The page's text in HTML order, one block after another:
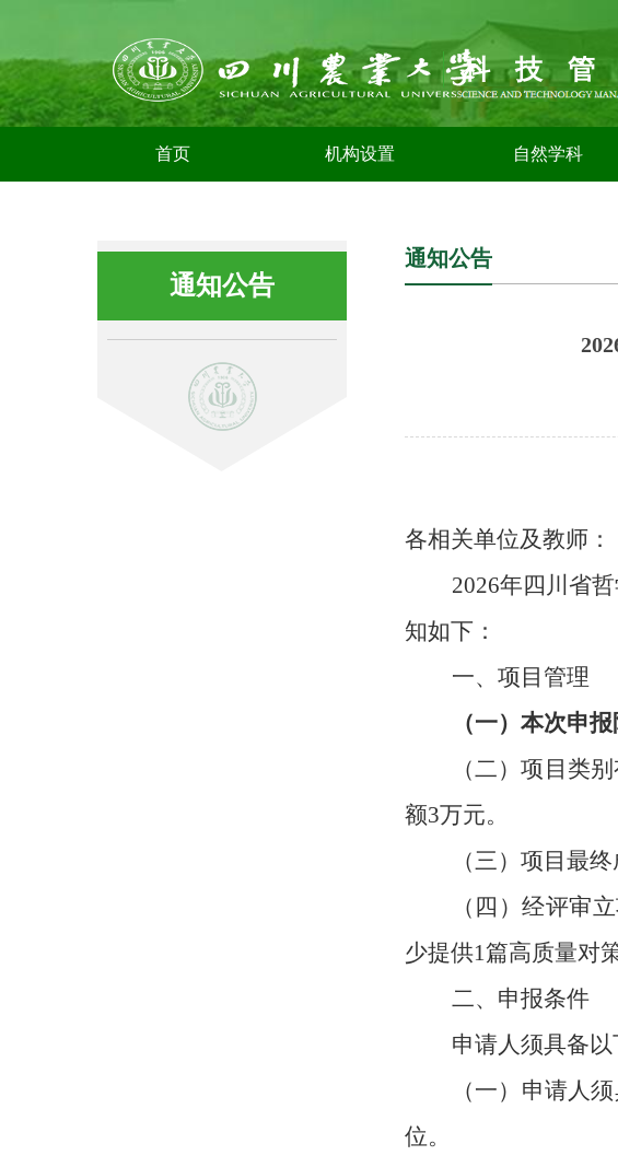
科技
首页 机构设置 自然学科
通知公告
通知公告
各相关单位及教师：
2026年四川省
知如下：
一、项目管理
（一）本次申
（二）项目类
额3万元。
（三）项目最
（四）经评审
少提供1篇高质量对
二、申报条件
申请人须具备以
（一） 申请人
位。